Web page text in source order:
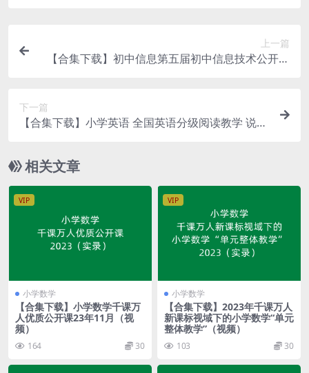
上一篇
【合集下载】初中信息第五届初中信息技术公开课
下一篇
【合集下载】小学英语 全国英语分级阅读教学 说课
相关文章
VIP
小学数学
【合集下载】小学数学千课万
人优质公开课23年11月（视
频）
164 30
VIP
小学数学
【合集下载】2023年千课万人
新课标视域下的小学数学“单元
整体教学”（视频）
103 30